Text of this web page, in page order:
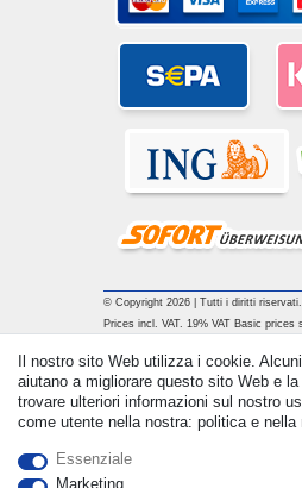
© Copyright 2026 | Tutti i diritti
Prices incl. VAT. 19% VAT Basic prices
Il nostro sito Web utilizza i cookie.
aiutano a migliorare questo sito Web e
trovare ulteriori informazioni sul nostro
come utente nella nostra: politica e nella
Essenziale
Marketing
Withdraw from contract